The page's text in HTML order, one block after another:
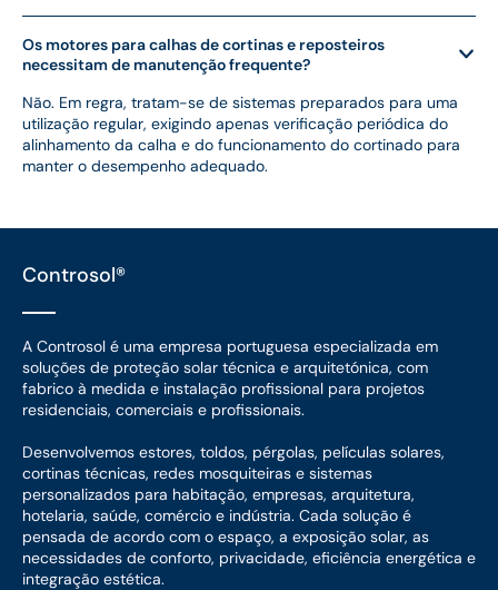
Os motores para calhas de cortinas e reposteiros
necessitam de manutenção frequente?
Não. Em regra, tratam-se de sistemas preparados para uma
utilização regular, exigindo apenas verificação periódica do
alinhamento da calha e do funcionamento do cortinado para
manter o desempenho adequado.
Controsol®
A Controsol é uma empresa portuguesa especializada em
soluções de proteção solar técnica e arquitetónica, com
fabrico à medida e instalação profissional para projetos
residenciais, comerciais e profissionais.
Desenvolvemos estores, toldos, pérgolas, películas solares,
cortinas técnicas, redes mosquiteiras e sistemas
personalizados para habitação, empresas, arquitetura,
hotelaria, saúde, comércio e indústria. Cada solução é
pensada de acordo com o espaço, a exposição solar, as
necessidades de conforto, privacidade, eficiência energética e
integração estética.